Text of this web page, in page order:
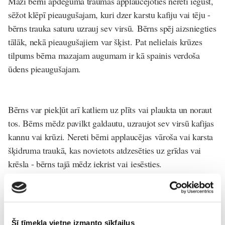
Šī tīmekļa vietne izmanto sīkfailus
sēžot klēpī pieaugušajam, kuri dzer karstu kafiju vai tēju -
bērns trauka saturu uzrauj sev virsū. Bērns spēj aizsniegties
tālāk, nekā pieaugušajiem var šķist. Pat nelielais krūzes
tilpums bērna mazajam augumam ir kā spainis verdoša
ūdens pieaugušajam.
Bērns var piekļūt arī katliem uz plīts vai plaukta un noraut
tos. Bērns mēdz pavilkt galdautu, uzraujot sev virsū kafijas
kannu vai krūzi. Nereti bērni applaucējas vāroša vai karsta
šķidruma traukā, kas novietots atdzesēties uz grīdas vai
krēsla - bērns tajā mēdz iekrist vai iesēsties.
Ziemā bērni nereti apdedzinās, pieskaroties karstām
sildierīcēm vai krāsns durvīm. Cepeškrāsns durtiņas būtu